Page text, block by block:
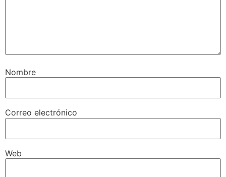
Nombre
Correo electrónico
Web